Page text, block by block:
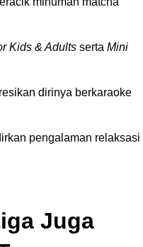
Kids & Adultsserta Mini
dirinya berkaraoke
pengalaman relaksasi
Juga